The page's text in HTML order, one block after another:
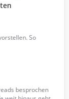
So
besprochen